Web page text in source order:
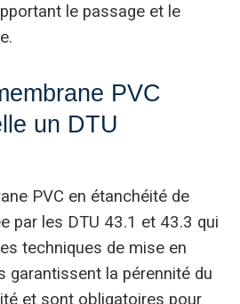
le passage et le
PVC
un DTU
PVC en étanchéité de
par les DTU 43.1 et 43.3 qui
techniques de mise en
garantissent la pérennité du
et sont obligatoires pour